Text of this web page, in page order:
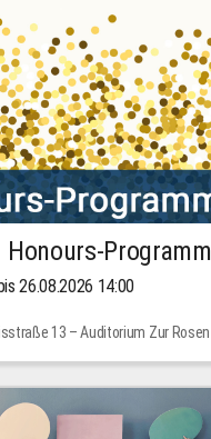
Programm
26.08.2026 14:00
13 – Auditorium Zur Rosen